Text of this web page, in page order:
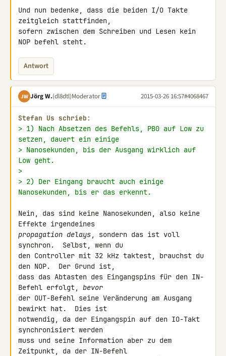
Und nun bedenke, dass die beiden I/O Takte
zeitgleich stattfinden,
sofern zwischen dem Schreiben und Lesen kein
NOP befehl steht.
Antwort
JW Jörg W.(dl8dtl)Moderator 2015-03-26 16:57#4068467
Stefan Us schrieb:
> 1) Nach Absetzen des Befehls, PB0 auf Low zu
setzen, dauert ein einige
> Nanosekunden, bis der Ausgang wirklich auf
Low geht.
>
> 2) Der Eingang braucht auch einige
Nanosekunden, bis er das erkennt.
Nein, das sind keine Nanosekunden, also keine
propagation delays, sondern das ist voll
synchron.  Selbst, wenn du
den Controller mit 32 kHz taktest, brauchst du
den NOP.  Der Grund ist,
dass das Abtasten des Eingangspins für den IN-
Befehl erfolgt, bevor
der OUT-Befehl seine Veränderung am Ausgang
bewirkt hat.  Dies ist
notwendig, da der Eingangspin auf den IO-Takt
synchronisiert werden
muss und seine Information aber zu dem
Zeitpunkt, da der IN-Befehl